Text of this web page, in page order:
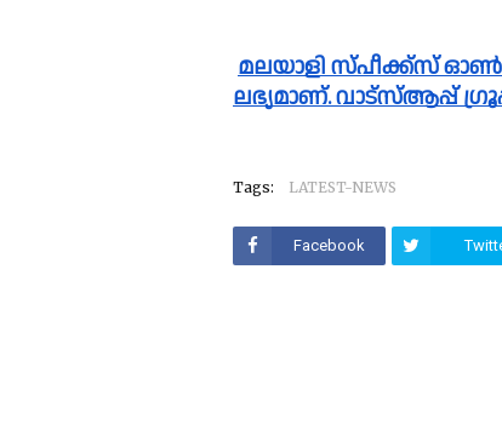
മലയാളി സ്പീക്ക്സ്‌ ഓൺലൈൻ വാർത്തകൾ വാട്സാപ്പ് ഗ്രൂപ്പിലും
ലഭ്യമാണ്. വാട്സ്ആപ്പ്
Tags: LATEST-NEWS
Facebook